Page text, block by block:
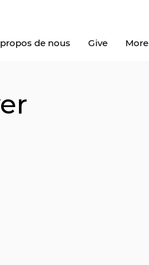
de nous Give More